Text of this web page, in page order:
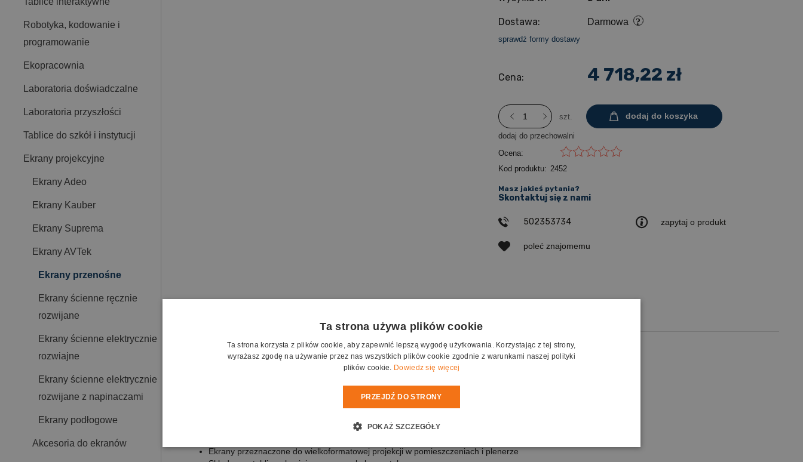
Robotyka, kodowanie i
programowanie
Ekopracownia
Laboratoria doświadczalne
Laboratoria przyszłości
Tablice do szkół i instytucji
Ekrany projekcyjne
Ekrany Adeo
Ekrany Kauber
Ekrany Suprema
Ekrany AVTek
Ekrany przenośne
Ekrany ścienne ręcznie
rozwijane
Ekrany ścienne elektrycznie
rozwiajne
Ekrany ścienne elektrycznie
rozwijane z napinaczami
Ekrany podłogowe
Akcesoria do ekranów
Dostawa: Darmowa
sprawdź formy dostawy
Cena: 4 718,22 zł
szt. dodaj do koszyka
dodaj do przechowalni
Ocena:
Kod produktu: 2452
zapytaj o produkt
poleć znajomemu
Masz jakieś pytania?
Skontaktuj się z nami
502353734
Wymiary ekranu219,2 cm x 130,3 cm
Ekrany przeznaczone do wielkoformatowej projekcji w pomieszczeniach i plenerze
Ta strona używa plików cookie
Ta strona korzysta z plików cookie, aby zapewnić lepszą wygodę użytkowania. Korzystając z tej strony,
wyrażasz zgodę na używanie przez nas wszystkich plików cookie zgodnie z warunkami naszej polityki
plików cookie. Dowiedz się więcej
PRZEJDŹ DO STRONY
POKAŻ SZCZEGÓŁY